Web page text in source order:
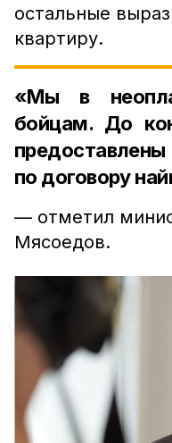
остальные
квартиру.
«Мы в
бойцам. До
по договору
— отметил
Мясоедов.